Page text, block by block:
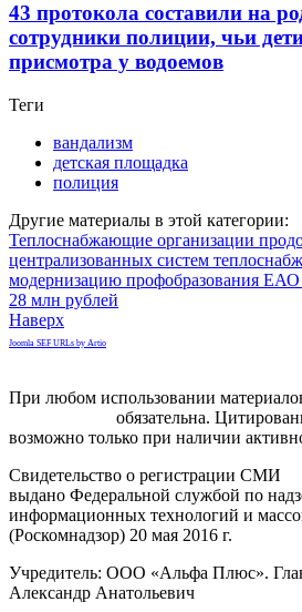
43 протокола составили на
сотрудники полиции, чьи
присмотра у водоемов
Теги
вандализм
детская площадка
полиция
Другие материалы в этой категории:
Теплоснабжающие организации
централизованных систем
модернизацию профобразования ЕАО
28 млн рублей
Наверх
Joomla SEF URLs by Artio
При любом использовании
обязательна.
возможно только при наличии
Свидетельство о регистрации СМИ
выдано Федеральной службой по
информационных технологий и
(Роскомнадзор) 20 мая 2016 г.
Учредитель: ООО «Альфа Плюс».
Александр Анатольевич